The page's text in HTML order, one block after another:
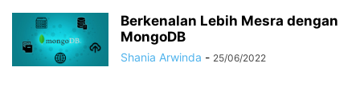
Berkenalan Lebih Mesra dengan
MongoDB
Shania Arwinda - 25/06/2022